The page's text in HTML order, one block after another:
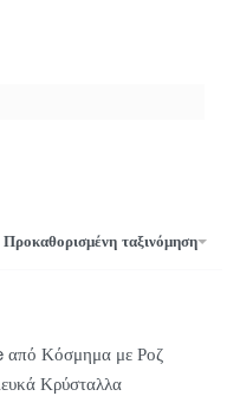
Προκαθορισμένη ταξινόμηση